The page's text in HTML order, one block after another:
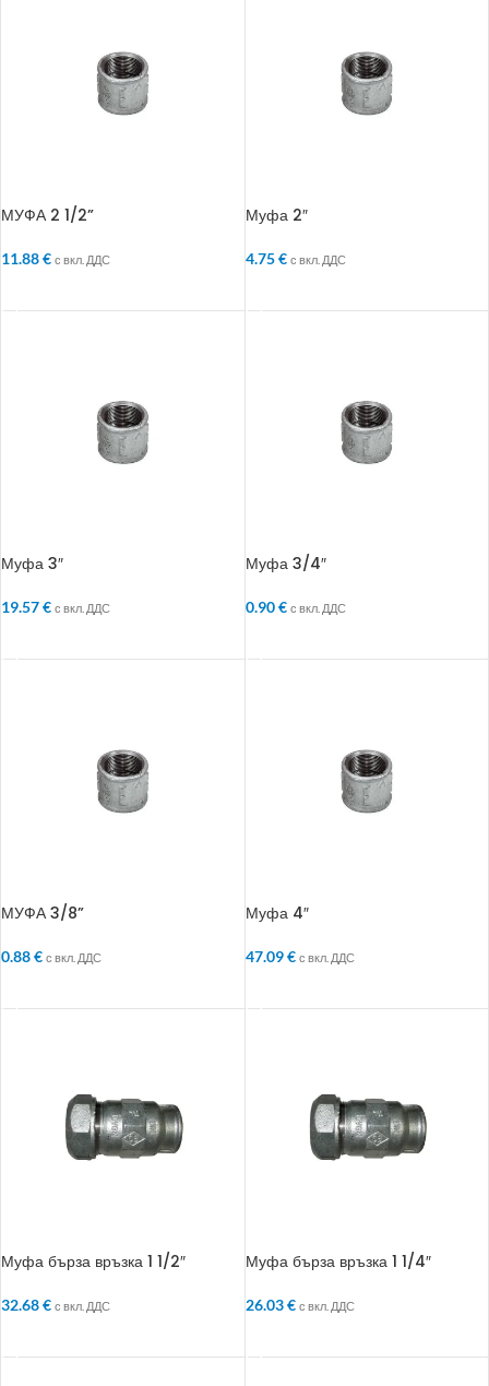
МУФА 2 1/2”
11.88€ с вкл. ДДС
Муфа 2″
4.75€ с вкл. ДДС
Муфа 3″
19.57€ с вкл. ДДС
Муфа 3/4″
0.90€ с вкл. ДДС
МУФА 3/8”
0.88€ с вкл. ДДС
Муфа 4″
47.09€ с вкл. ДДС
Муфа бърза връзка 1 1/2″
32.68€ с вкл. ДДС
Муфа бърза връзка 1 1/4″
26.03€ с вкл. ДДС